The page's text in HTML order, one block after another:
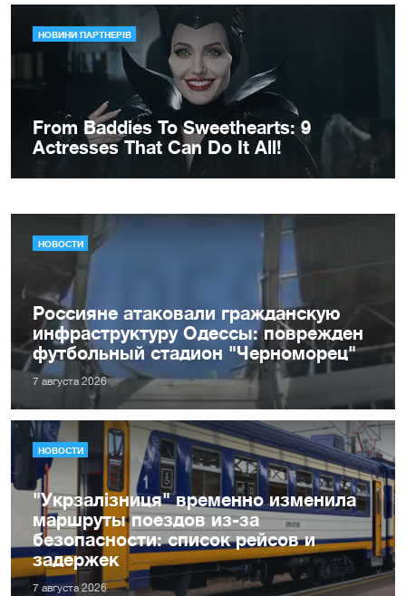
НОВОСТИ
Россияне атаковали гражданскую
инфраструктуру Одессы: поврежден
футбольный стадион "Черноморец"
7 августа 2026
НОВОСТИ
"Укрзалізниця" временно изменила
маршруты поездов из-за
безопасности: список рейсов и
задержек
7 августа 2026